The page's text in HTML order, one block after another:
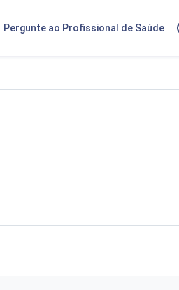
Pergunte ao Profissional de Saúde